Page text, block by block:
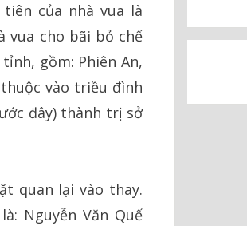
tiên của nhà vua là
vua cho bãi bỏ chế
gồm: Phiên An,
vào triều đình
đây) thành trị sở
quan lại vào thay.
Nguyễn Văn Quế